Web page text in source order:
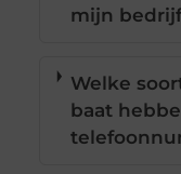
mijn
Welke
baat